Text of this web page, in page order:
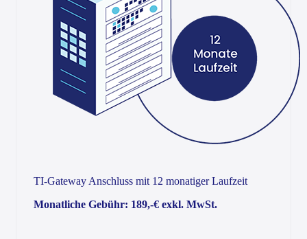
TI-Gateway Anschluss mit 12 monatiger Laufzeit
Monatliche Gebühr: 189,-€ exkl. MwSt.